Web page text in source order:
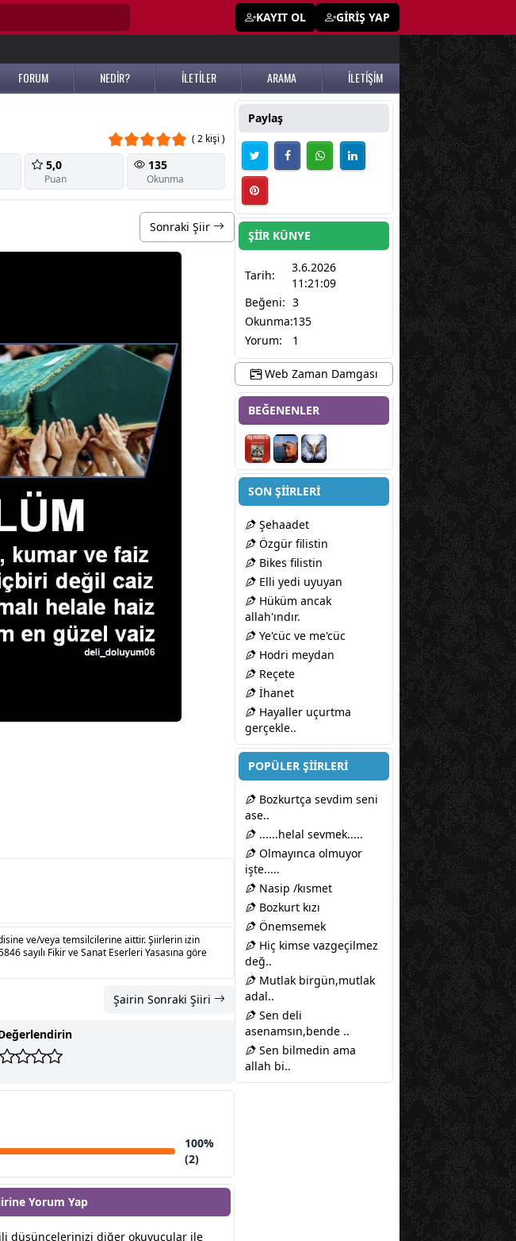
KAYIT OL GİRİŞ YAP
FORUM NEDİR? İLETİLER ARAMA İLETİŞİM
( 2 kişi )
5,0
Puan
135
Okunma
Sonraki Şiir
ve/veya temsilcilerine aittir. Şiirlerin izin
sayılı Fikir ve Sanat Eserleri Yasasına göre
Şairin Sonraki Şiiri
100%
(2)
Yorum Yap
düşüncelerinizi diğer okuyucular ile
Paylaş
ŞİİR KÜNYE
Tarih:
3.6.2026
11:21:09
Beğeni: 3
Okunma:135
Yorum:
1
Web Zaman Damgası
BEĞENENLER
SON ŞİİRLERİ
Şehaadet
Özgür filistin
Bikes filistin
Elli yedi uyuyan
Hüküm ancak
allah'ındır.
Ye'cüc ve me'cüc
Hodri meydan
Reçete
İhanet
Hayaller uçurtma
gerçekle..
POPÜLER ŞİİRLERİ
Bozkurtça sevdim seni
ase..
......helal sevmek.....
Olmayınca olmuyor
işte.....
Nasip /kısmet
Bozkurt kızı
Önemsemek
Hiç kimse vazgeçilmez
değ..
Mutlak birgün,mutlak
adal..
Sen deli
asenamsın,bende ..
Sen bilmedin ama
allah bi..